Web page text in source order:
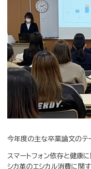
今年度の主な卒業論文のテ
スマートフォン依存と健康
シカ革のエシカル消費に関